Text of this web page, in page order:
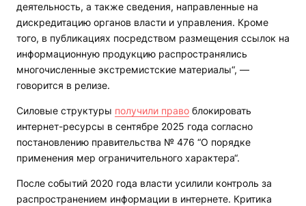
деятельность, а также сведения, направленные на
дискредитацию органов власти и управления. Кроме
того, в публикациях посредством размещения ссылок на
информационную продукцию распространялись
многочисленные экстремистские материалы“, —
говорится в релизе.
Силовые структуры получили право блокировать
интернет-ресурсы в сентябре 2025 года согласно
постановлению правительства № 476 “О порядке
применения мер ограничительного характера“.
После событий 2020 года власти усилили контроль за
распространением информации в интернете. Критика